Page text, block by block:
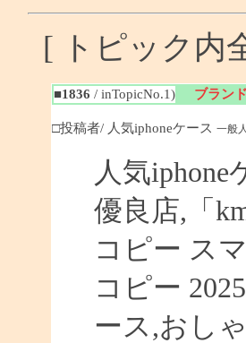
[ トピック内
■1836 / inTopicNo.1) ブラン
□投稿者/ 人気iphoneケース 一般
人気
優良店,「
コピー ス
コピー
ース,おし